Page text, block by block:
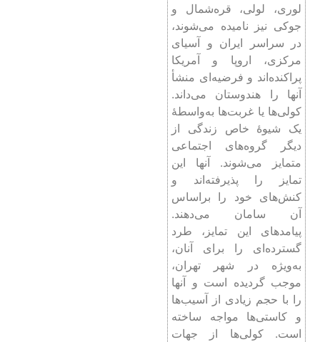
لوری، لولی، قره‌شمال و
جوکی نیز نامیده می‌شوند،
در سراسر ایران و آسیای
مرکزی، اروپا و آمریکا
پراکنده‌اند و فرضیه‌ای منشأ
آنها را هندوستان می‌داند.
کولی‌ها یا غربت‌ها به‌واسطۀ
یک شیوۀ خاص زندگی از
دیگر گروه‌های اجتماعی
متمایز می‌شوند. آنها این
تمایز را پذیرفته‌اند و
کنش‌های خود را براساس
آن سامان می‌دهند.
پیامدهای این تمایز، طرد
گسترده‌ای را برای آنان،
به‌ویژه در شهر تهران،
موجب گردیده است و آنها
را با حجم زیادی از آسیب‌ها
و کاستی‌ها مواجه ساخته
است. کولی‌ها از جهات